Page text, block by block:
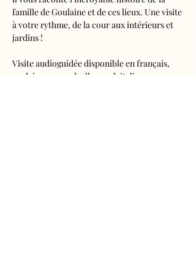
famille de Goulaine et de ces lieux. Une visite
à votre rythme, de la cour aux intérieurs et
jardins !
Visite audioguidée disponible en français,
anglais, espagnol, allemand, italien,